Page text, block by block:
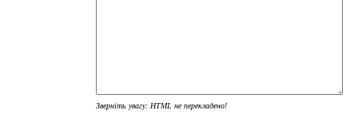
Зверніть увагу:HTML не перекладено!